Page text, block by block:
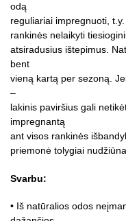
odą
reguliariai impregnuoti,
rankinės nelaikyti
atsiradusius ištepimus.
bent
vieną kartą per sezoną.
–
lakinis paviršius gali
impregnantą
ant visos rankinės
priemonė tolygiai
Svarbu:
• Iš natūralios odos